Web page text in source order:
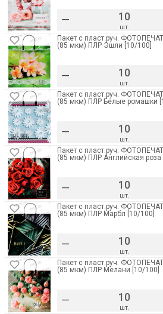
– шт.
Пакет с пласт.руч.
(85 мкм) ПЛР Эшли [10/100]
– шт.
Пакет с пласт.руч.
(85 мкм) ПЛР Белые ромашки
– шт.
Пакет с пласт.руч.
(85 мкм) ПЛР Английская роза
– шт.
Пакет с пласт.руч.
(85 мкм) ПЛР Марбл [10/100]
– шт.
Пакет с пласт.руч.
(85 мкм) ПЛР Мелани [10/100]
– шт.